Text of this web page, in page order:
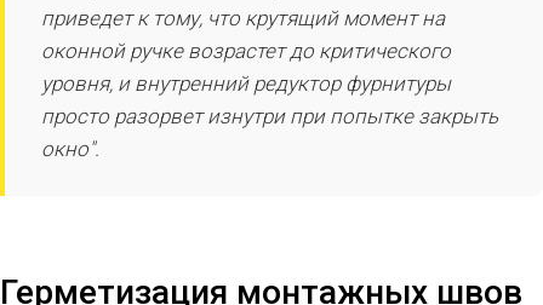
приведет к тому, что крутящий момент на
оконной ручке возрастет до критического
уровня, и внутренний редуктор фурнитуры
просто разорвет изнутри при попытке закрыть
окно".
Герметизация монтажных швов